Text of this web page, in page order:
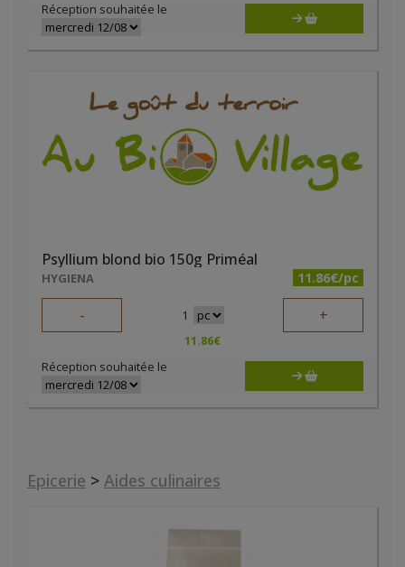
Réception souhaitée le
Psyllium blond bio 150g Priméal
HYGIENA 11.86€/pc
- 1 +
11.86€
Réception souhaitée le
Epicerie > Aides culinaires